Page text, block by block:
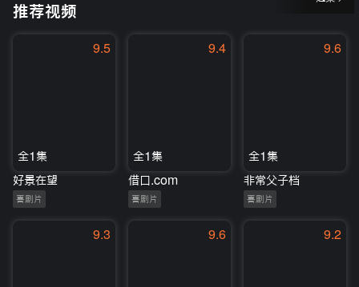
推荐视频
9.5
全1集
好景在望
喜剧片
9.4
全1集
借口.com
喜剧片
9.6
全1集
非常父子档
喜剧片
9.3 9.6 9.2